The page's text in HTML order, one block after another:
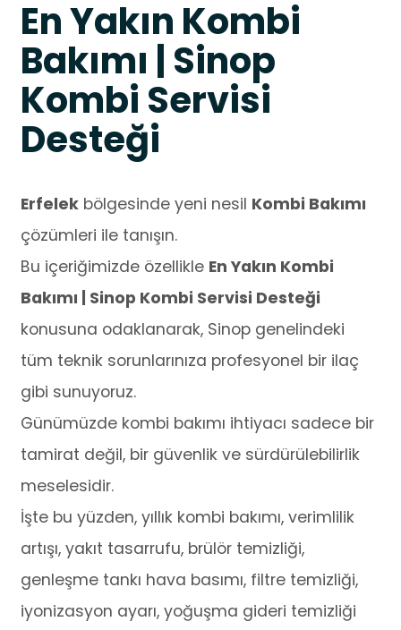
En Yakın Kombi
Bakımı | Sinop
Kombi Servisi
Desteği
Erfelek bölgesinde yeni nesil Kombi Bakımı
çözümleri ile tanışın.
Bu içeriğimizde özellikle En Yakın Kombi
Bakımı | Sinop Kombi Servisi Desteği
konusuna odaklanarak, Sinop genelindeki
tüm teknik sorunlarınıza profesyonel bir ilaç
gibi sunuyoruz.
Günümüzde kombi bakımı ihtiyacı sadece bir
tamirat değil, bir güvenlik ve sürdürülebilirlik
meselesidir.
İşte bu yüzden, yıllık kombi bakımı, verimlilik
artışı, yakıt tasarrufu, brülör temizliği,
genleşme tankı hava basımı, filtre temizliği,
iyonizasyon ayarı, yoğuşma gideri temizliği